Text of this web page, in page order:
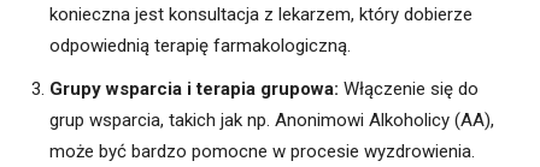
konieczna jest konsultacja z lekarzem, który dobierze
odpowiednią terapię farmakologiczną.
Grupy wsparcia i terapia grupowa: Włączenie się do
grup wsparcia, takich jak np. Anonimowi Alkoholicy (AA),
może być bardzo pomocne w procesie wyzdrowienia.